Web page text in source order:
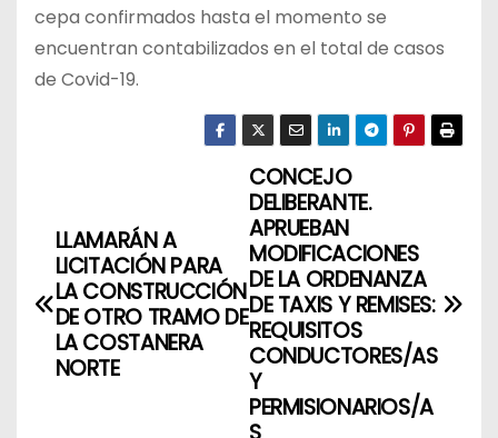
cepa confirmados hasta el momento se
encuentran contabilizados en el total de casos
de Covid-19.
e
CONCEJO
DELIBERANTE.
APRUEBAN
MODIFICACIONES
DE LA ORDENANZA
DE TAXIS Y REMISES:
REQUISITOS
CONDUCTORES/AS
Y
PERMISIONARIOS/A
LLAMARÁN A
LICITACIÓN PARA
LA CONSTRUCCIÓN
DE OTRO TRAMO DE
LA COSTANERA
NORTE